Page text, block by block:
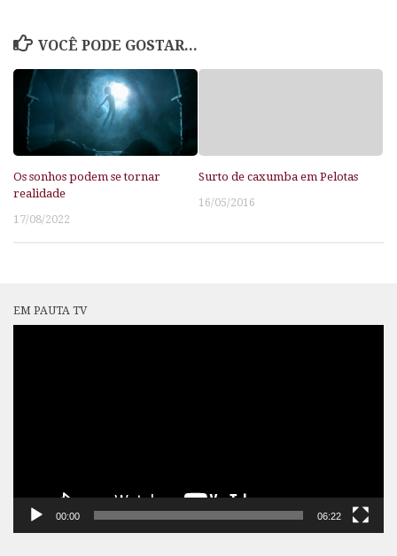
VOCÊ PODE GOSTAR...
Os sonhos podem se tornar
realidade
17/08/2022
Surto de caxumba em Pelotas
16/05/2016
EM PAUTA TV
00:00 06:22